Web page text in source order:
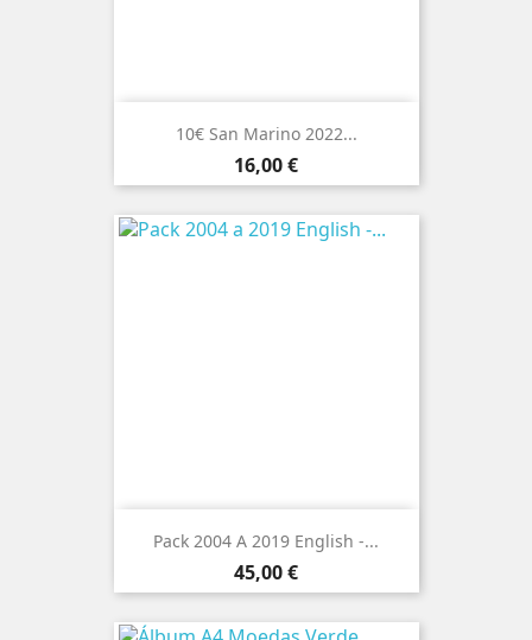
10€ San Marino 2022...
Preço
16,00 €
Pack 2004 A 2019 English -...
Preço
45,00 €